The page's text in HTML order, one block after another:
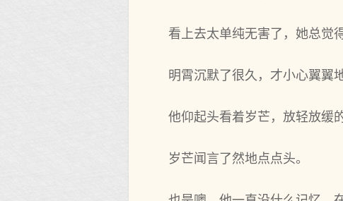
看上去太单纯无害了，她总觉
明霄沉默了很久，才小心翼
他仰起头看着岁芒，放轻放缓
岁芒闻言了然地点点头。